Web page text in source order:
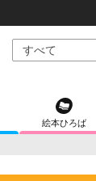
絵本ひろば